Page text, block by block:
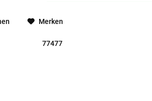
Merken
77477